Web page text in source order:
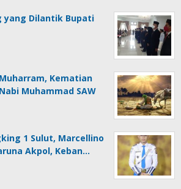
yang Dilantik Bupati
Kematian
Muhammad SAW
1 Sulut, Marcellino
Akpol, Keban…